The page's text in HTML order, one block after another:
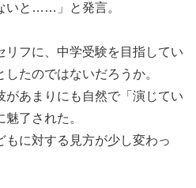
いと……」と発言。
リフに、中学受験を目指してい
たのではないだろうか。
があまりにも自然で「演じてい
了された。
に対する見方が少し変わっ